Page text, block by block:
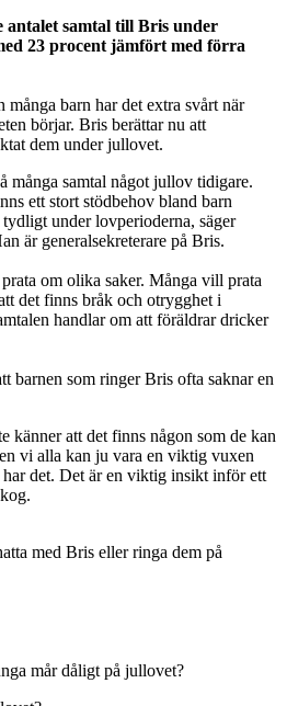
samtal till Bris under
23 procent jämfört med förra
barn har det extra svårt när
börjar. Bris berättar nu att
dem under jullovet.
många samtal något jullov tidigare.
ett stort stödbehov bland barn
under lovperioderna, säger
är generalsekreterare på Bris.
om olika saker. Många vill prata
det finns bråk och otrygghet i
handlar om att föräldrar dricker
barnen som ringer Bris ofta saknar en
känner att det finns någon som de kan
vi alla kan ju vara en viktig vuxen
det. Det är en viktig insikt inför ett
med Bris eller ringa dem på
mår dåligt på jullovet?